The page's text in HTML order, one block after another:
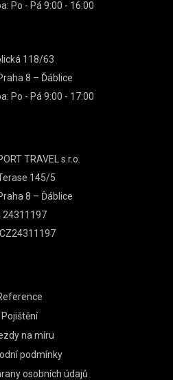
Po - Pá 9:00 - 16:00
118/63
8 – Ďáblice
Po - Pá 9:00 - 17:00
TRAVEL s.r.o.
145/5
8 – Ďáblice
24311197
CZ24311197
Pojištění
na míru
podmínky
osobních údajů